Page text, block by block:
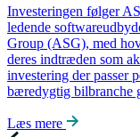
Investeringen følger
ledende
Group (ASG), med
deres indtræden som
investering der passer
bæredygtig bilbranche
Læs mere